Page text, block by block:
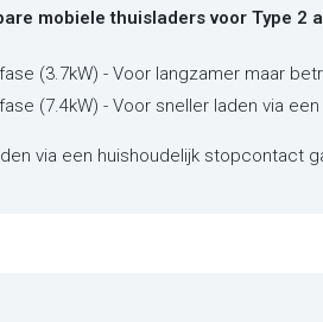
mobiele thuisladers voor Type 2
(3.7kW) - Voor langzamer maar
(7.4kW) - Voor sneller laden via
via een huishoudelijk stopcontact